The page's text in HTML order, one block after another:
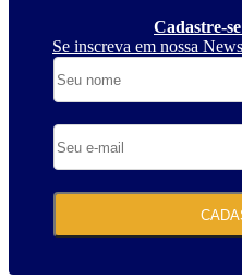
Cadastre-
Se inscreva em nossa